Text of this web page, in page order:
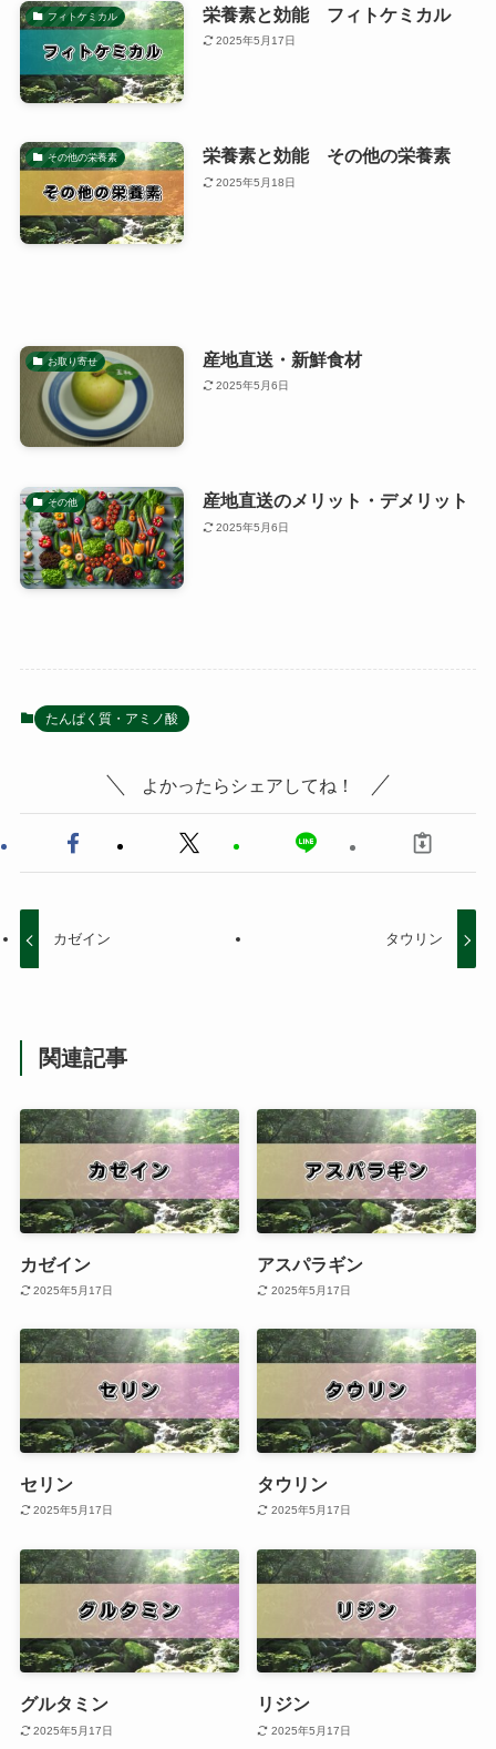
フィトケミカル 栄養素と効能 フィトケミカル
2025年5月17日
その他の栄養素 栄養素と効能 その他の栄養素
2025年5月18日
お取り寄せ 産地直送・新鮮食材
2025年5月6日
その他 産地直送のメリット・デメリット
2025年5月6日
たんぱく質・アミノ酸
よかったらシェアしてね！
カゼイン タウリン
関連記事
カゼイン
2025年5月17日
アスパラギン
2025年5月17日
セリン
2025年5月17日
タウリン
2025年5月17日
グルタミン
2025年5月17日
リジン
2025年5月17日